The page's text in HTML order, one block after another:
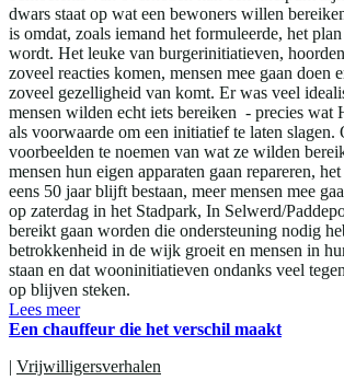
dwars staat op wat een bewoners willen
is omdat, zoals iemand het formuleerde, het
wordt. Het leuke van burgerinitiatieven,
zoveel reacties komen, mensen mee gaan doen
zoveel gezelligheid van komt. Er was veel
mensen wilden echt iets bereiken - precies wat
als voorwaarde om een initiatief te laten slagen.
voorbeelden te noemen van wat ze wilden
mensen hun eigen apparaten gaan repareren,
eens 50 jaar blijft bestaan, meer mensen mee
op zaterdag in het Stadpark, In Selwerd/
bereikt gaan worden die ondersteuning nodig
betrokkenheid in de wijk groeit en mensen in
staan en dat wooninitiatieven ondanks veel
op blijven steken.
Lees meer
Een chauffeur die het verschil maakt
| Vrijwilligersverhalen